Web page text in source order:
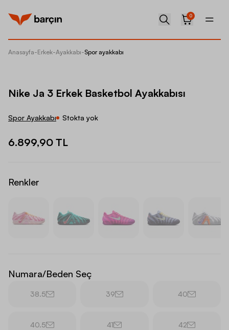
0
Anasayfa-Erkek-Ayakkabı-Spor ayakkabı
Nike Ja 3 Erkek Basketbol Ayakkabısı
Spor Ayakkabı Stokta yok
6.899,90 TL
Renkler
Numara/Beden Seç
38.5 39 40
40.5 41 42